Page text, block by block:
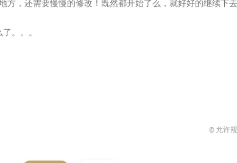
方，还需要慢慢的修改！既然都开始了么，就好好的继续下去
。。。
© 允许